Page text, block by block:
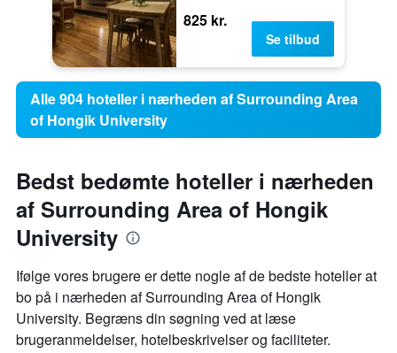
825 kr.
Se tilbud
Alle 904 hoteller i nærheden af Surrounding Area
of Hongik University
Bedst bedømte hoteller i nærheden
af Surrounding Area of Hongik
University
Ifølge vores brugere er dette nogle af de bedste hoteller at
bo på i nærheden af ​​Surrounding Area of Hongik
University. Begræns din søgning ved at læse
brugeranmeldelser, hotelbeskrivelser og faciliteter.